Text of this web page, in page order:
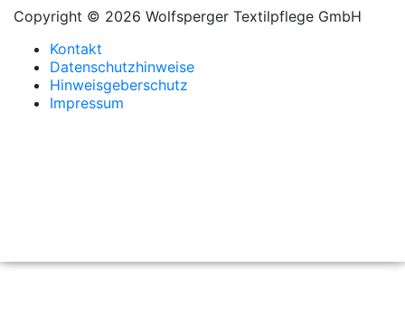
Copyright © 2026 Wolfsperger Textilpflege GmbH
Kontakt
Datenschutzhinweise
Hinweisgeberschutz
Impressum